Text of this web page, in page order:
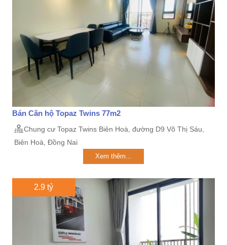
Bán Căn hộ Topaz Twins 77m2
Chung cư Topaz Twins Biên Hoà, đường D9 Võ Thị Sáu,
Biên Hoà, Đồng Nai
Xem thêm...
2.9 tỷ